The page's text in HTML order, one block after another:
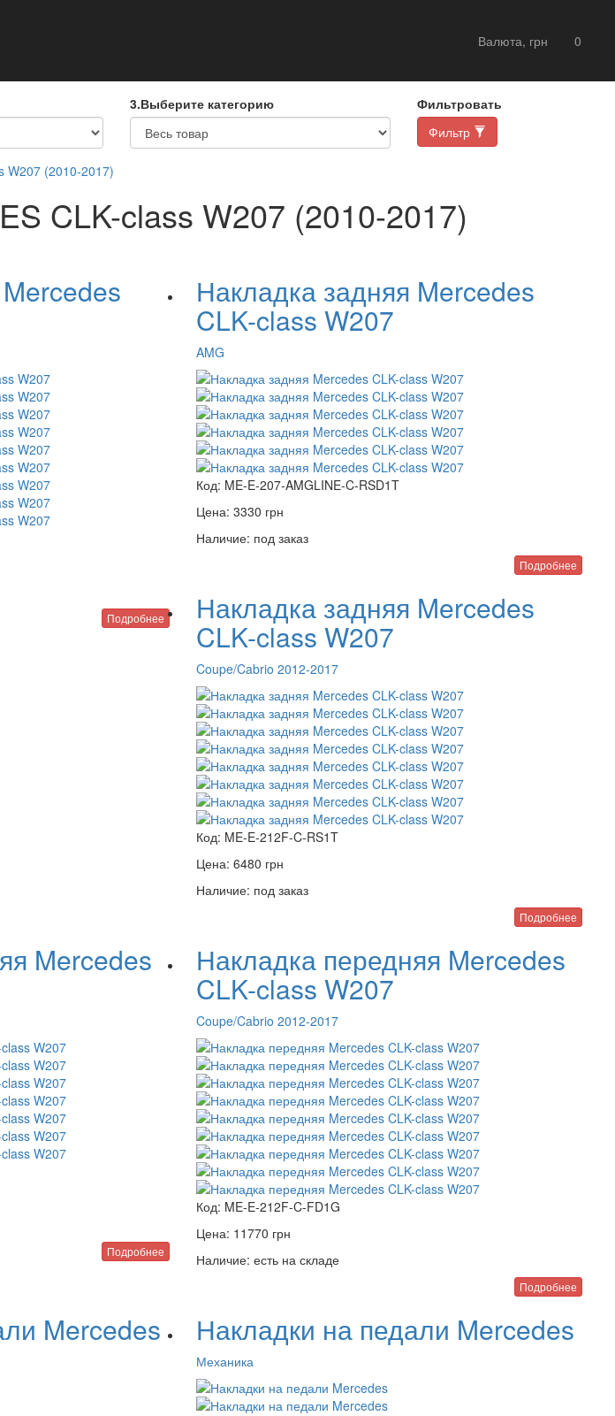
Валюта, грн 0
3.Выберите категорию
Фильтровать
Фильтр
W207 (2010-2017)
CLK-class W207 (2010-2017)
Подробнее
Накладка задняя Mercedes
CLK-class W207
AMG
Код: ME-E-207-AMGLINE-C-RSD1T
Цена: 3330 грн
Наличие: под заказ
Подробнее
Накладка задняя Mercedes
CLK-class W207
Coupe/Cabrio 2012-2017
Код: ME-E-212F-C-RS1T
Цена: 6480 грн
Наличие: под заказ
Подробнее
Mercedes
Подробнее
Накладка передняя Mercedes
CLK-class W207
Coupe/Cabrio 2012-2017
Код: ME-E-212F-C-FD1G
Цена: 11770 грн
Наличие: есть на складе
Подробнее
Mercedes Накладки на педали Mercedes
Механика